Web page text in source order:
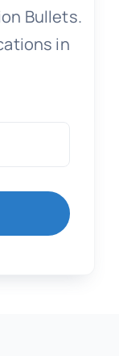
Bullets.
in